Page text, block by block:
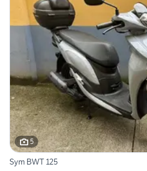
5
Sym BWT 125